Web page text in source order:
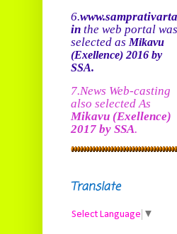
6.
in the web portal was
selected asMikavu
(Exellence)2016 by
SSA.
7.News Web-casting
also selected As
Mikavu (Exellence)
2017 by SSA.
Translate
Select Language ▼